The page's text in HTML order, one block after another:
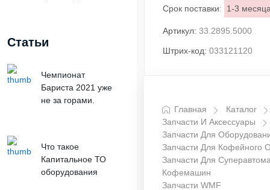
Статьи
Чемпионат
Бариста 2021 уже
не за горами.
Что такое
Капитальное ТО
оборудования
Срок поставки: 1-3
Артикул: 33.2895.5000
Штрих-код: 033121120
Главная
Каталог
Запчасти И Аксессуары
Запчасти Для
Запчасти Для Кофейного
Запчасти Для
Кофемашин
Запчасти WMF